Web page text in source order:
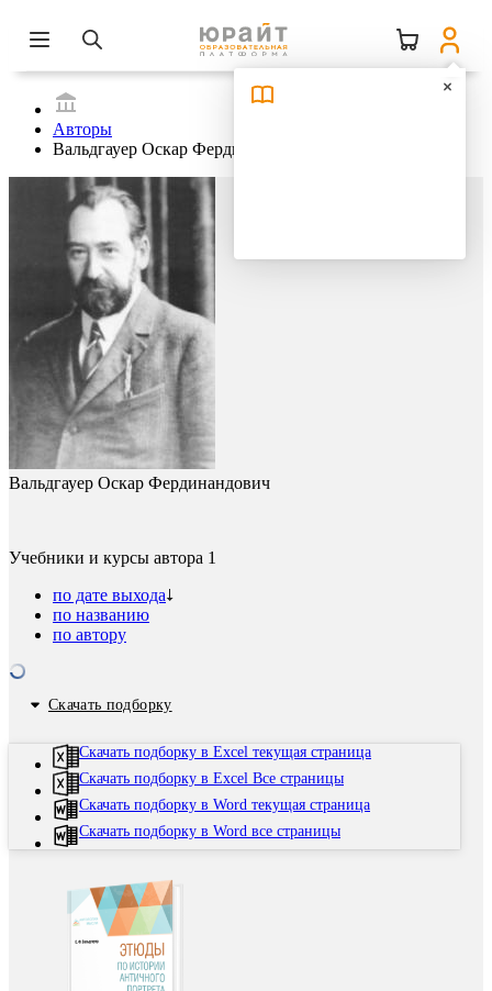
Авторы
Вальдгауер Оскар Фердинандович
Вальдгауер Оскар Фердинандович
Учебники и курсы автора 1
по дате выхода
по названию
по автору
Скачать подборку
Скачать подборку в Excel текущая страница
Скачать подборку в Excel Все страницы
Скачать подборку в Word текущая страница
Скачать подборку в Word все страницы